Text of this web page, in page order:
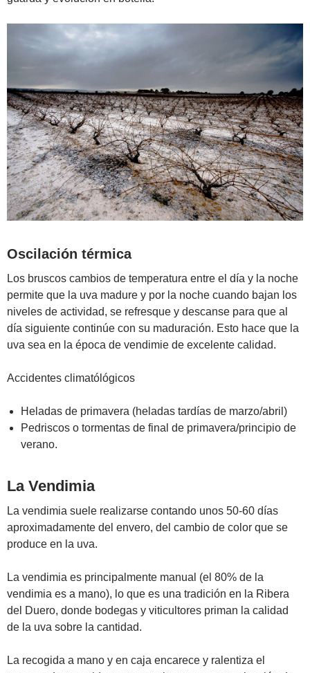
Oscilación térmica
Los bruscos cambios de temperatura entre el día y la noche
permite que la uva madure y por la noche cuando bajan los
niveles de actividad, se refresque y descanse para que al
día siguiente continúe con su maduración. Esto hace que la
uva sea en la época de vendimie de excelente calidad.
Accidentes climatólógicos
Heladas de primavera (heladas tardías de marzo/abril)
Pedriscos o tormentas de final de primavera/principio de
verano.
La Vendimia
La vendimia suele realizarse contando unos 50-60 días
aproximadamente del envero, del cambio de color que se
produce en la uva.
La vendimia es principalmente manual (el 80% de la
vendimia es a mano), lo que es una tradición en la Ribera
del Duero, donde bodegas y viticultores priman la calidad
de la uva sobre la cantidad.
La recogida a mano y en caja encarece y ralentiza el